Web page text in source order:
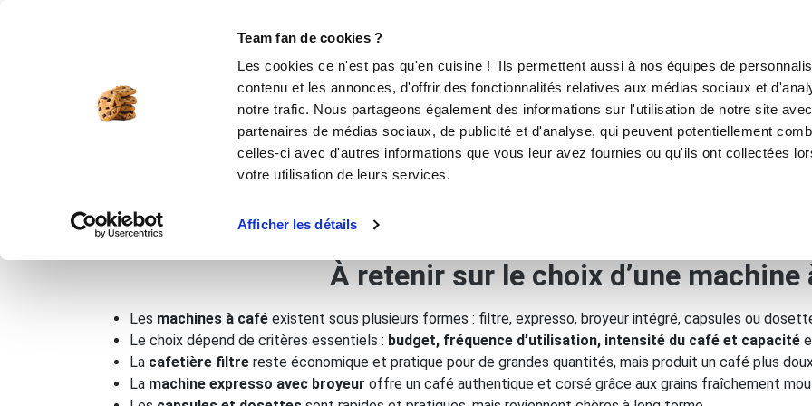
Team fan de cookies ?
Les cookies ce n'est pas qu'en cuisine ! Ils permettent aussi à nos équipes de
contenu et les annonces, d'offrir des fonctionnalités relatives aux médias sociaux et
notre trafic. Nous partageons également des informations sur l'utilisation de notre site
partenaires de médias sociaux, de publicité et d'analyse, qui peuvent potentiellement
celles-ci avec d'autres informations que vous leur avez fournies ou qu'ils ont collectées
votre utilisation de leurs services.
Afficher les détails
MOULES SILICONE USTENSILES ÉPICERIE MISE SOUS VIDE MACHINE À CAFÉ MACHINE À GLACE
Quelle machine à café choisir ?
À retenir sur le choix d’une machine
Les machines à café existent sous plusieurs formes : filtre, expresso, broyeur intégré, capsules ou
Le choix dépend de critères essentiels : budget, fréquence d’utilisation, intensité du café et capacité
La cafetière filtre reste économique et pratique pour de grandes quantités, mais produit un café plus
La machine expresso avec broyeur offre un café authentique et corsé grâce aux grains fraîchement